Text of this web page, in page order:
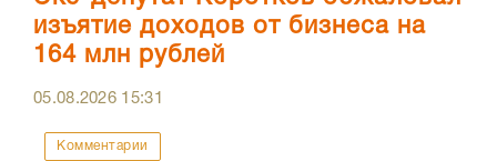
изъятие доходов от бизнеса на
164 млн рублей
05.08.2026 15:31
Комментарии